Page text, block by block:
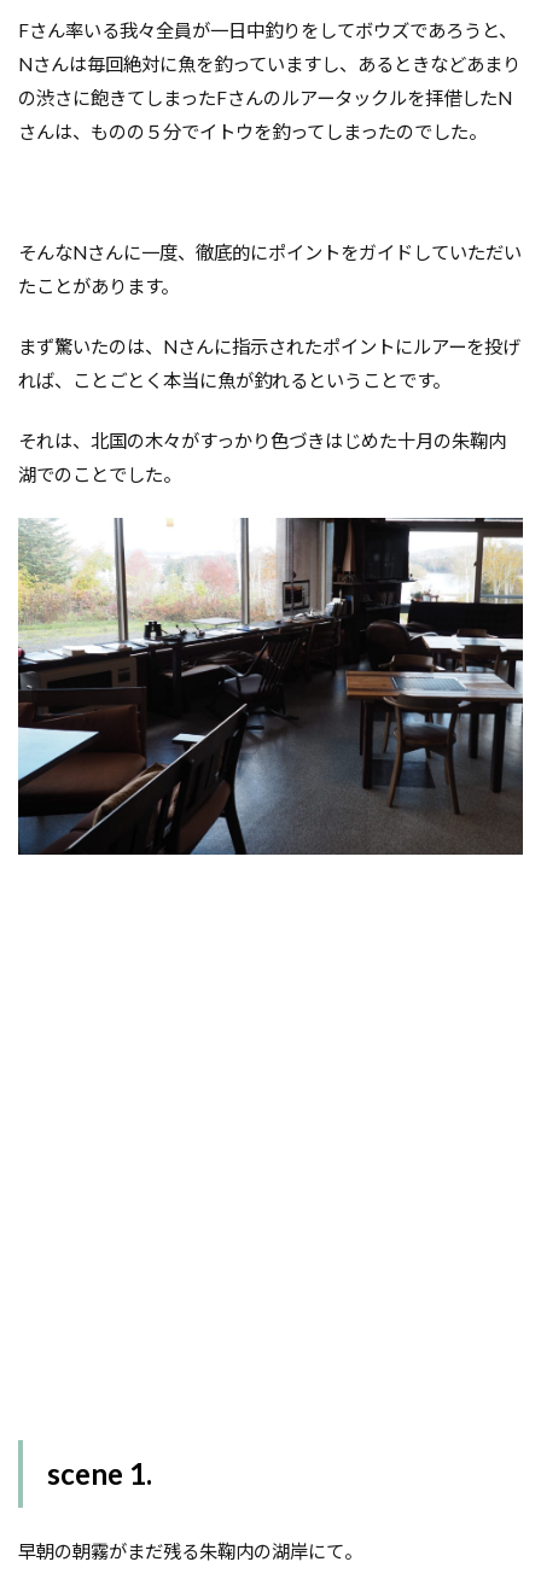
Fさん率いる我々全員が一日中釣りをしてボウズであろうと、
Nさんは毎回絶対に魚を釣っていますし、あるときなどあまり
の渋さに飽きてしまったFさんのルアータックルを拝借したN
さんは、ものの５分でイトウを釣ってしまったのでした。
そんなNさんに一度、徹底的にポイントをガイドしていただい
たことがあります。
まず驚いたのは、Nさんに指示されたポイントにルアーを投げ
れば、ことごとく本当に魚が釣れるということです。
それは、北国の木々がすっかり色づきはじめた十月の朱鞠内
湖でのことでした。
scene 1.
早朝の朝霧がまだ残る朱鞠内の湖岸にて。